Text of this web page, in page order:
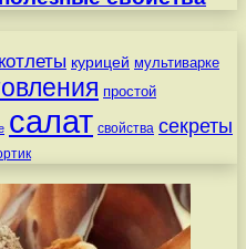
котлеты курицей мультиварке
простой
салат свойства секреты